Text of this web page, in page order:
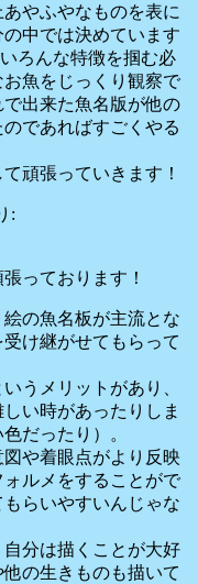
やふやなものを表に
中では決めています
ろんな特徴を掴む必
魚をじっくり観察で
出来た魚名版が他の
であればすごくやる
頑張っていきます！
:
っております！
の魚名板が主流とな
け継がせてもらって
うメリットがあり、
い時があったりしま
だったり）。
や着眼点がより反映
ルメをすることがで
らいやすいんじゃな
分は描くことが大好
の生きものも描いて